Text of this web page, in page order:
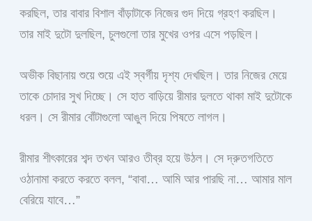
করছিল, তার বাবার বিশাল বাঁড়াটাকে নিজের গুদ দিয়ে গ্রহণ করছিল।
তার মাই দুটো দুলছিল, চুলগুলো তার মুখের ওপর এসে পড়ছিল।
অভীক বিছানায় শুয়ে শুয়ে এই স্বর্গীয় দৃশ্য দেখছিল। তার নিজের মেয়ে
তাকে চোদার সুখ দিচ্ছে। সে হাত বাড়িয়ে রীমার দুলতে থাকা মাই দুটোকে
ধরল। সে রীমার বোঁটাগুলো আঙুল দিয়ে পিষতে লাগল।
রীমার শীৎকারের শব্দ তখন আরও তীব্র হয়ে উঠল। সে দ্রুতগতিতে
ওঠানামা করতে করতে বলল, “বাবা… আমি আর পারছি না… আমার মাল
বেরিয়ে যাবে…”